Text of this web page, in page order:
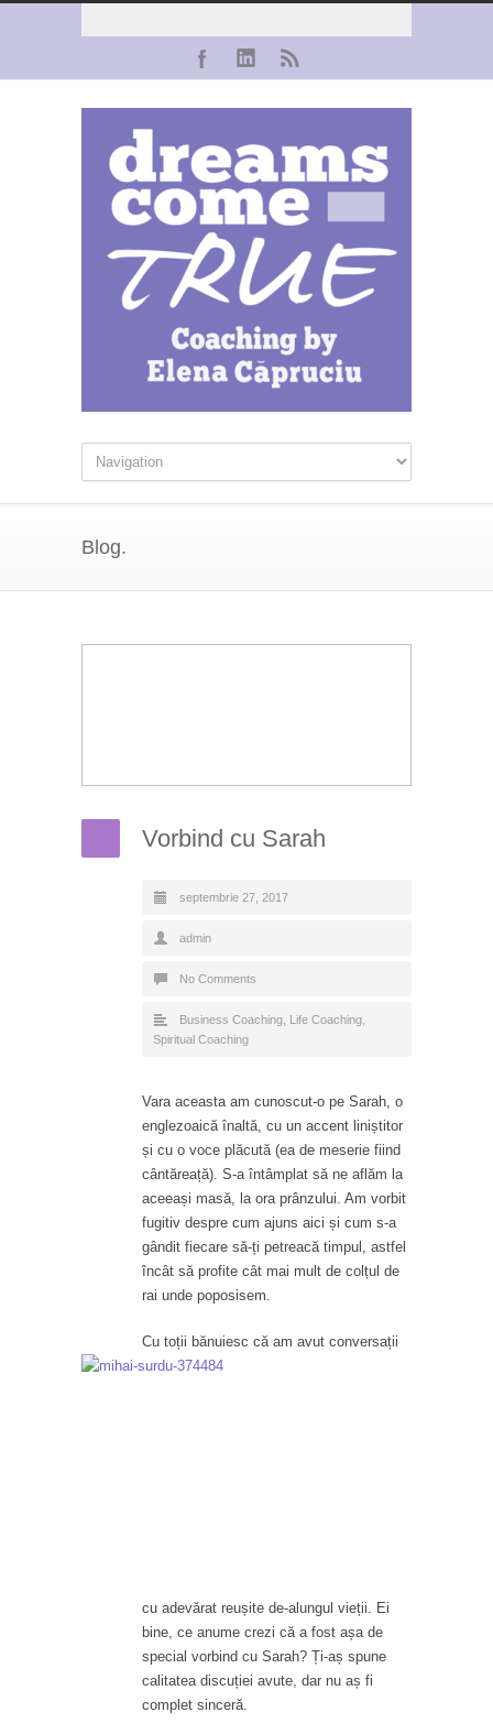
Blog.
Vorbind cu Sarah
septembrie 27, 2017
admin
No Comments
Business Coaching Life Coaching
Spiritual Coaching
Vara aceasta am cunoscut-o pe Sarah, o
englezoaică înaltă, cu un accent liniștitor
și cu o voce plăcută (ea de meserie fiind
cântăreață). S-a întâmplat să ne aflăm la
aceeași masă, la ora prânzului. Am vorbit
fugitiv despre cum ajuns aici și cum s-a
gândit fiecare să-ți petreacă timpul, astfel
încât să profite cât mai mult de colțul de
rai unde poposisem.
Cu toții bănuiesc că am avut conversații
cu adevărat reușite de-alungul vieții. Ei
bine, ce anume crezi că a fost așa de
special vorbind cu Sarah? Ți-aș spune
calitatea discuției avute, dar nu aș fi
complet sinceră.